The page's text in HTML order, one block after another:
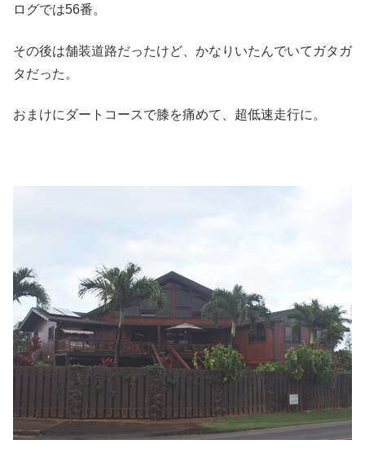
ログでは56番。
その後は舗装道路だったけど、かなりいたんでいてガタガ
タだった。
おまけにダートコースで膝を痛めて、超低速走行に。